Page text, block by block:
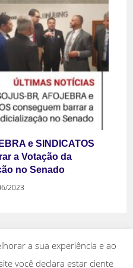
e SINDICATOS
a Votação da
no Senado
2023
a sua experiência e ao
você declara estar ciente